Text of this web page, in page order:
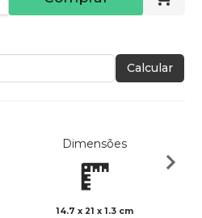
Calcular
Dimensões
14.7 x 21 x 1.3 cm